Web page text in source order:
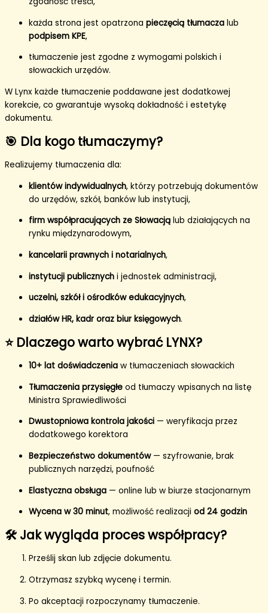
każda strona jest opatrzona pieczęcią tłumacza lub
podpisem KPE,
tłumaczenie jest zgodne z wymogami polskich i
słowackich urzędów.
W Lynx każde tłumaczenie poddawane jest dodatkowej
korekcie, co gwarantuje wysoką dokładność i estetykę
dokumentu.
🎯 Dla kogo tłumaczymy?
Realizujemy tłumaczenia dla:
klientów indywidualnych, którzy potrzebują dokumentów
do urzędów, szkół, banków lub instytucji,
firm współpracujących ze Słowacją lub działających na
rynku międzynarodowym,
kancelarii prawnych i notarialnych,
instytucji publicznych i jednostek administracji,
uczelni, szkół i ośrodków edukacyjnych,
działów HR, kadr oraz biur księgowych.
⭐ Dlaczego warto wybrać LYNX?
10+ lat doświadczenia w tłumaczeniach słowackich
Tłumaczenia przysięgłe od tłumaczy wpisanych na listę
Ministra Sprawiedliwości
Dwustopniowa kontrola jakości — weryfikacja przez
dodatkowego korektora
Bezpieczeństwo dokumentów— szyfrowanie, brak
publicznych narzędzi, poufność
Elastyczna obsługa — online lub w biurze stacjonarnym
Wycena w 30 minut, możliwość realizacji od 24 godzin
🛠️ Jak wygląda proces współpracy?
Prześlij skan lub zdjęcie dokumentu.
Otrzymasz szybką wycenę i termin.
Po akceptacji rozpoczynamy tłumaczenie.